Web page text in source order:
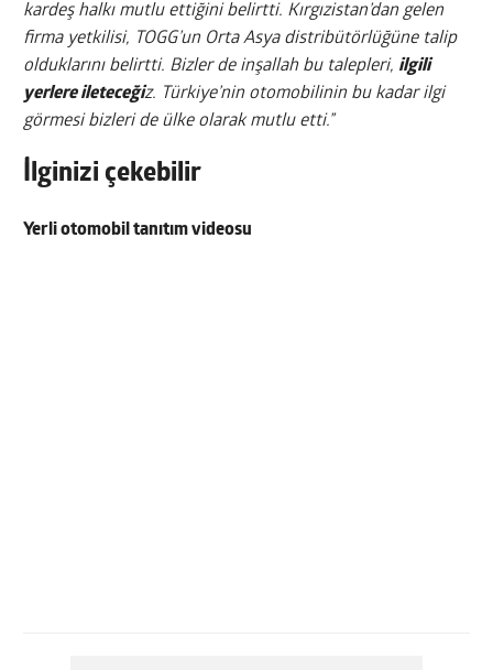
kardeş halkı mutlu ettiğini belirtti. Kırgızistan’dan gelen
firma yetkilisi, TOGG’un Orta Asya distribütörlüğüne talip
olduklarını belirtti. Bizler de inşallah bu talepleri, ilgili
yerlere ileteceğiz. Türkiye’nin otomobilinin bu kadar ilgi
görmesi bizleri de ülke olarak mutlu etti.”
İlginizi çekebilir
Yerli otomobil tanıtım videosu